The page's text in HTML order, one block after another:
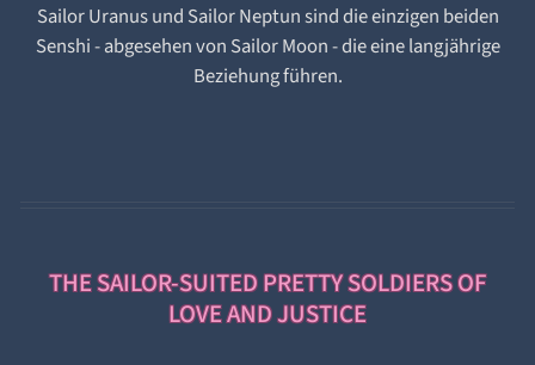
Sailor Uranus und Sailor Neptun sind die einzigen beiden
Senshi - abgesehen von Sailor Moon - die eine langjährige
Beziehung führen.
THE SAILOR-SUITED PRETTY SOLDIERS OF
LOVE AND JUSTICE